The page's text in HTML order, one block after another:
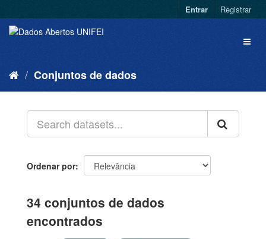
Entrar Registrar
Conjuntos de dados
Ordenar por
34 conjuntos de dados
encontrados